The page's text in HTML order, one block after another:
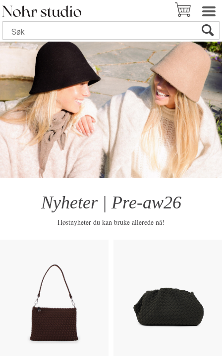
Nyheter | Pre-aw26
Høstnyheter du kan bruke allerede nå!